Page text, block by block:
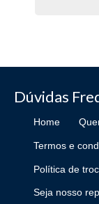
Dúvidas
Home
Termos e
Política de
Seja nosso